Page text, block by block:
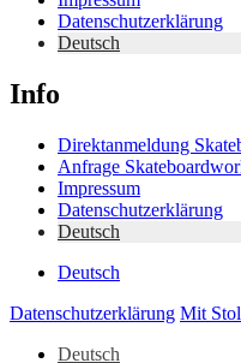
Datenschutzerklärung
Deutsch
Info
Direktanmeldung
Anfrage
Impressum
Datenschutzerklärung
Deutsch
Deutsch
Datenschutzerklärung Mit
Deutsch